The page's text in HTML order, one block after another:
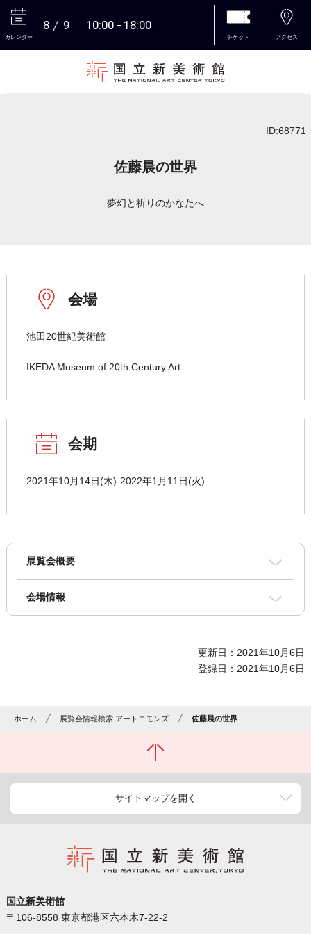
カレンダー
8 9 10:00 18:00
チケット アクセス
ID:68771
佐藤晨の世界
夢幻と祈りのかなたへ
会場
池田20世紀美術館
IKEDA Museum of 20th Century Art
会期
2021年10月14日(木)-2022年1月11日(火)
展覧会概要
会場情報
更新日：2021年10月6日
登録日：2021年10月6日
ホーム 展覧会情報検索 アートコモンズ 佐藤晨の世界
サイトマップを開く
国立新美術館
〒106-8558 東京都港区六本木7-22-2